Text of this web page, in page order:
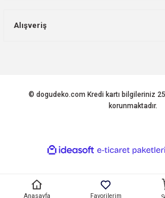
Alışveriş
© dogudeko.com Kredi kartı bilgileriniz
korunmaktadır.
Anasayfa Favorilerim
ideasoft